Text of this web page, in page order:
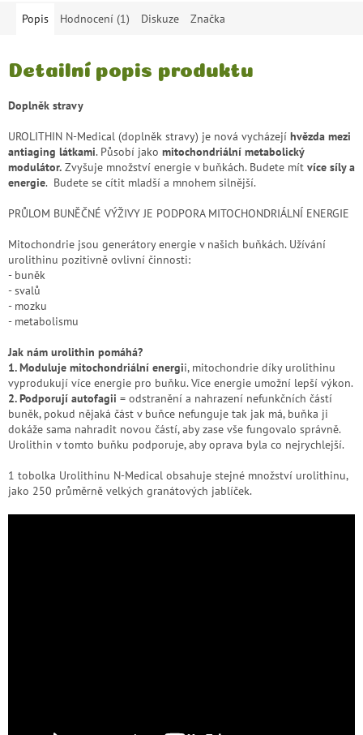
Popis Hodnocení (1) Diskuze Značka
Detailní popis produktu
Doplněk stravy
UROLITHIN N-Medical (doplněk stravy) je nová vycházejí hvězda mezi
antiaging látkami. Působí jako mitochondriální metabolický
modulátor. Zvyšuje množství energie v buňkách. Budete mít více síly a
energie. Budete se cítit mladší a mnohem silnější.
PRŮLOM BUNĚČNÉ VÝŽIVY JE PODPORA MITOCHONDRIÁLNÍ ENERGIE
Mitochondrie jsou generátory energie v našich buňkách. Užívání
urolithinu pozitivně ovlivní činnosti:
- buněk
- svalů
- mozku
- metabolismu
Jak nám urolithin pomáhá?
1. Moduluje mitochondriální energii, mitochondrie díky urolithinu
vyprodukují více energie pro buňku. Více energie umožní lepší výkon.
2. Podporují autofagii = odstranění a nahrazení nefunkčních částí
buněk, pokud nějaká část v buňce nefunguje tak jak má, buňka ji
dokáže sama nahradit novou částí, aby zase vše fungovalo správně.
Urolithin v tomto buňku podporuje, aby oprava byla co nejrychlejší.
1 tobolka Urolithinu N-Medical obsahuje stejné množství urolithinu,
jako 250 průměrně velkých granátových jablíček.